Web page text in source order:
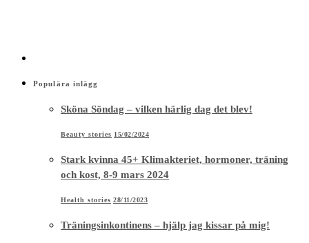
Populära inlägg
Sköna Söndag – vilken härlig dag det blev!
Beauty stories 15/02/2024
Stark kvinna 45+ Klimakteriet, hormoner, träning
och kost, 8-9 mars 2024
Health stories 28/11/2023
Träningsinkontinens – hjälp jag kissar på mig!